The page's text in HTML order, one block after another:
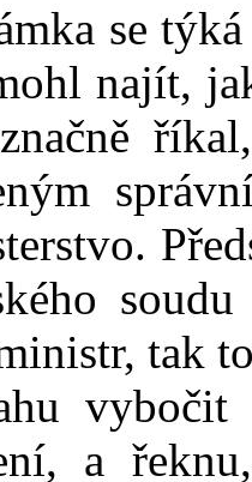
se
najít,
tak
vybočit
a